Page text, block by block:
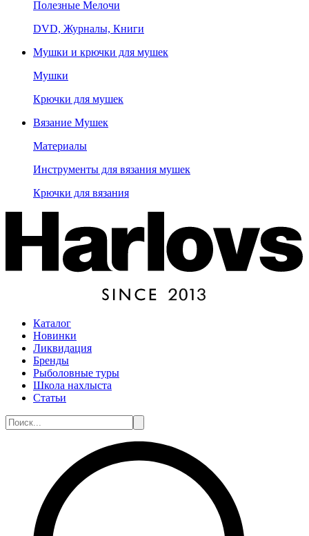
Полезные Мелочи
DVD, Журналы, Книги
Мушки и крючки для мушек
Мушки
Крючки для мушек
Вязание Мушек
Материалы
Инструменты для вязания мушек
Крючки для вязания
Каталог
Новинки
Ликвидация
Бренды
Рыболовные туры
Школа нахлыста
Статьи